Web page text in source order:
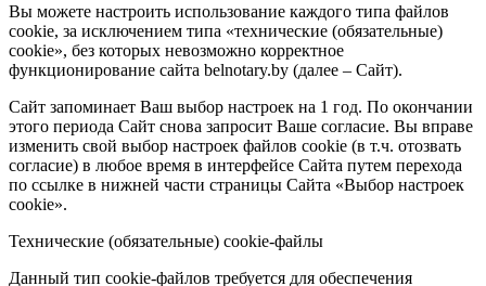
Вы можете настроить использование каждого типа файлов
cookie, за исключением типа «технические (обязательные)
cookie», без которых невозможно корректное
функционирование сайта belnotary.by (далее – Сайт).
Сайт запоминает Ваш выбор настроек на 1 год. По окончании
этого периода Сайт снова запросит Ваше согласие. Вы вправе
изменить свой выбор настроек файлов cookie (в т.ч. отозвать
согласие) в любое время в интерфейсе Сайта путем перехода
по ссылке в нижней части страницы Сайта «Выбор настроек
cookie».
Технические (обязательные) cookie-файлы
Данный тип cookie-файлов требуется для обеспечения